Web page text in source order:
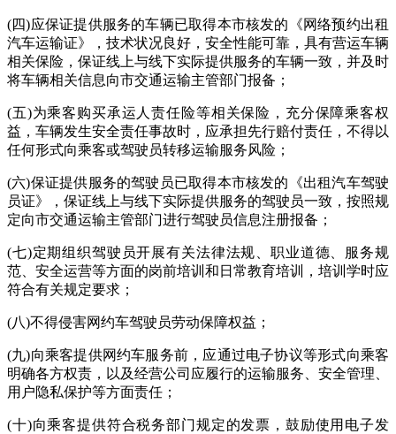
(四)应保证提供服务的车辆已取得本市核发的《网络预约出租
汽车运输证》，技术状况良好，安全性能可靠，具有营运车辆
相关保险，保证线上与线下实际提供服务的车辆一致，并及时
将车辆相关信息向市交通运输主管部门报备；
(五)为乘客购买承运人责任险等相关保险，充分保障乘客权
益，车辆发生安全责任事故时，应承担先行赔付责任，不得以
任何形式向乘客或驾驶员转移运输服务风险；
(六)保证提供服务的驾驶员已取得本市核发的《出租汽车驾驶
员证》，保证线上与线下实际提供服务的驾驶员一致，按照规
定向市交通运输主管部门进行驾驶员信息注册报备；
(七)定期组织驾驶员开展有关法律法规、职业道德、服务规
范、安全运营等方面的岗前培训和日常教育培训，培训学时应
符合有关规定要求；
(八)不得侵害网约车驾驶员劳动保障权益；
(九)向乘客提供网约车服务前，应通过电子协议等形式向乘客
明确各方权责，以及经营公司应履行的运输服务、安全管理、
用户隐私保护等方面责任；
(十)向乘客提供符合税务部门规定的发票，鼓励使用电子发